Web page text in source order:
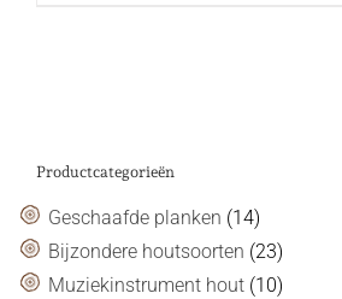
Productcategorieën
Geschaafde planken (14)
Bijzondere houtsoorten (23)
Muziekinstrument hout (10)